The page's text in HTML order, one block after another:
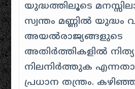
യുദ്ധത്തിലൂടെ
സ്വന്തം മണ്ണിൽ യുദ്ധം
അയൽരാജ്യങ്ങളുടെ
അതിർത്തികളിൽ
നിലനിർത്തുക
പ്രധാന തന്ത്രം.